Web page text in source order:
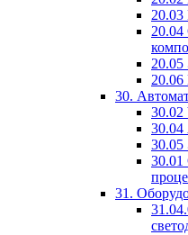
20.04
30.
30.02
30.04
30.05
30.01
31.